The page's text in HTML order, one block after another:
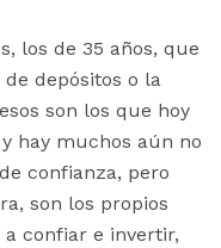
los de 35 años, que
depósitos o la
son los que hoy
hay muchos aún no
confianza, pero
son los propios
confiar e invertir,